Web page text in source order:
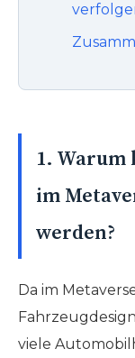
1. Warum
im
werden?
Da im
viele